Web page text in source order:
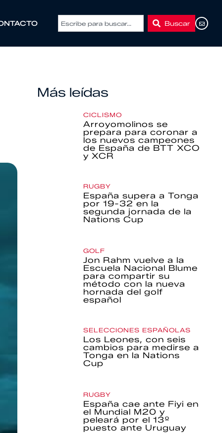
Buscar
Más leídas
CICLISMO
Arroyomolinos se
prepara para coronar a
los nuevos campeones
de España de BTT XCO
y XCR
RUGBY
España supera a Tonga
por 19-32 en la
segunda jornada de la
Nations Cup
GOLF
Jon Rahm vuelve a la
Escuela Nacional Blume
para compartir su
método con la nueva
hornada del golf
español
SELECCIONES ESPAÑOLAS
Los Leones, con seis
cambios para medirse a
Tonga en la Nations
Cup
RUGBY
España cae ante Fiyi en
el Mundial M20 y
peleará por el 13º
puesto ante Uruguay